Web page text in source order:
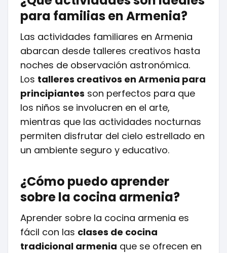
para familias en Armenia?
Las actividades familiares en Armenia
abarcan desde talleres creativos hasta
noches de observación astronómica.
Los talleres creativos en Armenia para
principiantes son perfectos para que
los niños se involucren en el arte,
mientras que las actividades nocturnas
permiten disfrutar del cielo estrellado en
un ambiente seguro y educativo.
¿Cómo puedo aprender
sobre la cocina armenia?
Aprender sobre la cocina armenia es
fácil con las clases de cocina
tradicional armenia que se ofrecen en